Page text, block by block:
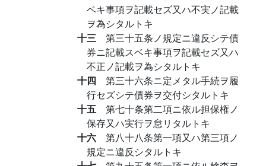
ベキ事項ヲ記載セズ又ハ不実ノ記載
ヲ為シタルトキ
十三 第三十五条ノ規定ニ違反シテ債
券ニ記載スベキ事項ヲ記載セズ又ハ
不正ノ記載ヲ為シタルトキ
十四 第三十六条ニ定メタル手続ヲ履
行セズシテ債券ヲ交付シタルトキ
十五 第七十条第二項ニ依ル担保権ノ
保存又ハ実行ヲ怠リタルトキ
十六 第八十八条第一項又ハ第三項ノ
規定ニ違反シタルトキ